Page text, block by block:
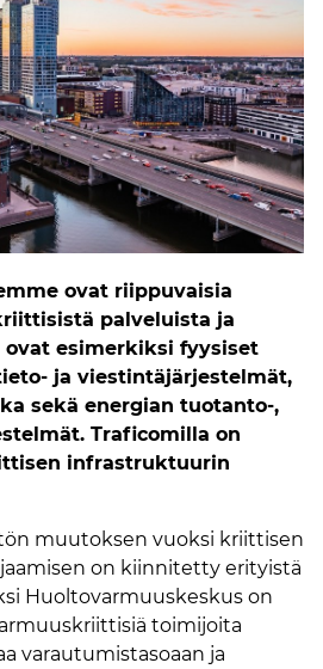
ovat riippuvaisia
palveluista ja
esimerkiksi fyysiset
ja viestintäjärjestelmät,
sekä energian tuotanto-,
Traficomilla on
infrastruktuurin
muutoksen vuoksi kriittisen
on kiinnitetty erityistä
Huoltovarmuuskeskus on
toimijoita
varautumistasoaan ja